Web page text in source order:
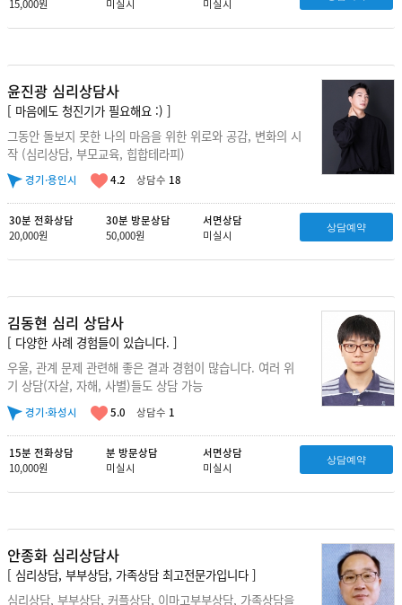
15,000원
미실시
미실시
윤진광 심리상담사
[ 마음에도 청진기가 필요해요 :) ]
그동안 돌보지 못한 나의 마음을 위한 위로와 공감, 변화의 시
작 (심리상담, 부모교육, 힙합테라피)
경기·용인시 4.2 상담수 18
30분 전화상담
20,000원
30분 방문상담
50,000원
서면상담
미실시
상담예약
김동현 심리 상담사
[ 다양한 사례 경험들이 있습니다. ]
우울, 관계 문제 관련해 좋은 결과 경험이 많습니다. 여러 위
기 상담(자살, 자해, 사별)들도 상담 가능
경기·화성시 5.0 상담수 1
15분 전화상담
10,000원
분 방문상담
미실시
서면상담
미실시
상담예약
안종화 심리상담사
[ 심리상담, 부부상담, 가족상담 최고전문가입니다 ]
심리상담, 부부상담, 커플상담, 이마고부부상담, 가족상담을